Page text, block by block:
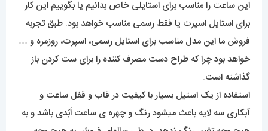
این ساعت را مناسب برای استایلی خاص بدانیم یا بگوییم این کار
برای استایل اسپرت یا فقط رسمی مناسب خواهد بود. طبق تجربه
فروش ما این مدل مناسب برای استایل رسمی، اسپرت، روزمره و …
خواهد بود چرا که طراح دست مصرف کننده را برای ست کردن باز
گذاشته است.
استفاده از یک استیل بسیار با کیفیت در قاب و قفل ساعت و
آبکاری سه لایه باعث میشود رنگ و چهره ی ساعت اَبَدی باشد و به